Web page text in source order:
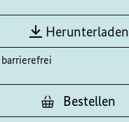
Herunterladen
Bestellen